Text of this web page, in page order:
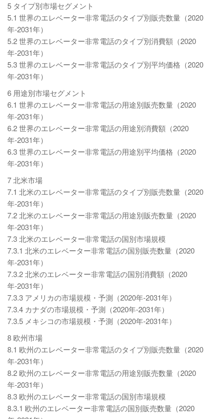
5 タイプ別市場セグメント
5.1 世界のエレベーター非常電話のタイプ別販売数量（2020
年-2031年）
5.2 世界のエレベーター非常電話のタイプ別消費額（2020
年-2031年）
5.3 世界のエレベーター非常電話のタイプ別平均価格（2020
年-2031年）
6 用途別市場セグメント
6.1 世界のエレベーター非常電話の用途別販売数量（2020
年-2031年）
6.2 世界のエレベーター非常電話の用途別消費額（2020
年-2031年）
6.3 世界のエレベーター非常電話の用途別平均価格（2020
年-2031年）
7 北米市場
7.1 北米のエレベーター非常電話のタイプ別販売数量（2020
年-2031年）
7.2 北米のエレベーター非常電話の用途別販売数量（2020
年-2031年）
7.3 北米のエレベーター非常電話の国別市場規模
7.3.1 北米のエレベーター非常電話の国別販売数量（2020
年-2031年）
7.3.2 北米のエレベーター非常電話の国別消費額（2020
年-2031年）
7.3.3 アメリカの市場規模・予測（2020年-2031年）
7.3.4 カナダの市場規模・予測（2020年-2031年）
7.3.5 メキシコの市場規模・予測（2020年-2031年）
8 欧州市場
8.1 欧州のエレベーター非常電話のタイプ別販売数量（2020
年-2031年）
8.2 欧州のエレベーター非常電話の用途別販売数量（2020
年-2031年）
8.3 欧州のエレベーター非常電話の国別市場規模
8.3.1 欧州のエレベーター非常電話の国別販売数量（2020